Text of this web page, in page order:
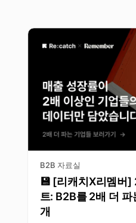
B2B 자료실
💾 [리캐치X리멤버
트: B2B를 2배 더
개